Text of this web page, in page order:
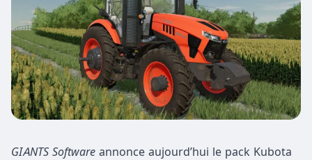
GIANTS Software annonce aujourd’hui le pack Kubota